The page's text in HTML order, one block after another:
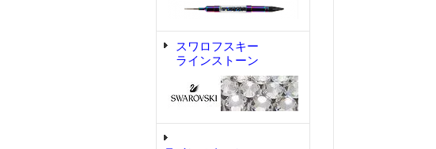
スワロフスキー
ラインストーン